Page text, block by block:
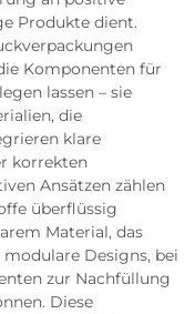
Produkte dient.
Komponenten für
lassen – sie
die
klare
korrekten
Ansätzen zählen
überflüssig
Material, das
Designs, bei
zur Nachfüllung
Diese